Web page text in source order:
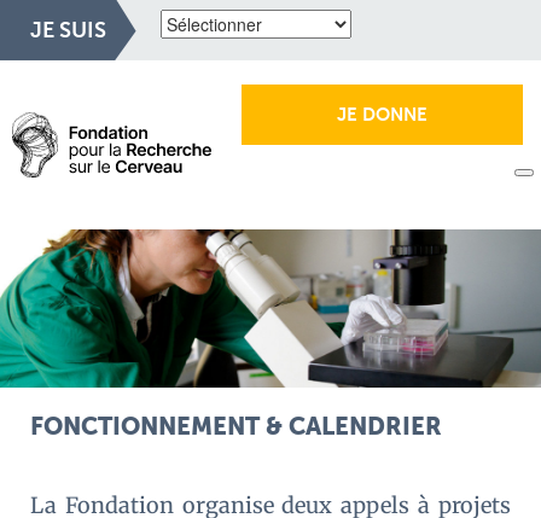
JE SUIS
JE DONNE
FONCTIONNEMENT & CALENDRIER
La Fondation organise deux appels à projets